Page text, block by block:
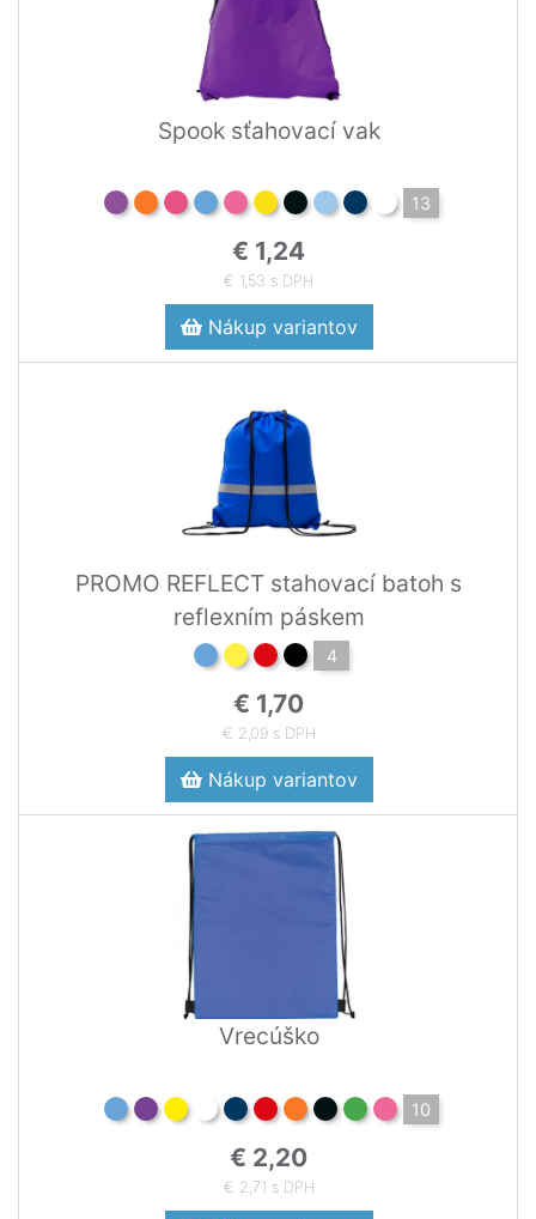
Spook sťahovací vak
13
€ 1,24
€ 1,53 s DPH
Nákup variantov
PROMO REFLECT stahovací batoh s
reflexním páskem
4
€ 1,70
€ 2,09 s DPH
Nákup variantov
Vrecúško
10
€ 2,20
€ 2,71 s DPH